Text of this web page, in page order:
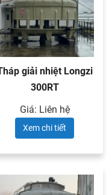
giải nhiệt Longzi
300RT
Giá: Liên hệ
Xem chi tiết